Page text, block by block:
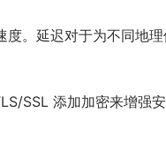
。延迟对于为不同地
SSL 添加加密来增强安